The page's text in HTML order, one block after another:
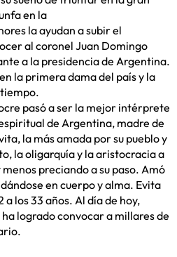
en la
la ayudan a subir el
al coronel Juan Domingo
a la presidencia de Argentina.
la primera dama del país y la
pasó a ser la mejor intérprete
de Argentina, madre de
la más amada por su pueblo y
la oligarquía y la aristocracia a
preciando a su paso. Amó
en cuerpo y alma. Evita
a los 33 años. Al día de hoy,
logrado convocar a millares de